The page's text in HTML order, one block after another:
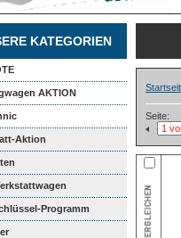
KATEGORIEN
AKTION
Aktion
Programm
Seite: